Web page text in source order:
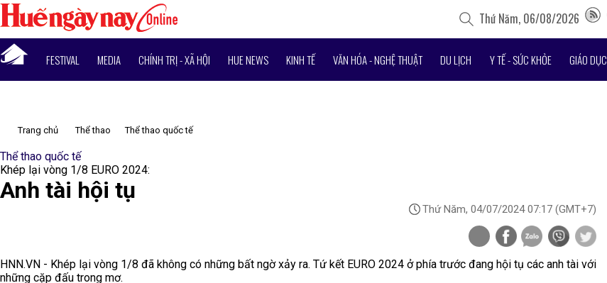
Thứ Năm, 06/08/2026
FESTIVAL MEDIA CHÍNH TRỊ - XÃ HỘI HUE NEWS KINH TẾ VĂN HÓA - NGHỆ THUẬT DU LỊCH Y TẾ - SỨC KHỎE GIÁO DỤC
Trang chủ Thể thao Thể thao quốc tế
Thể thao quốc tế
Khép lại vòng 1/8 EURO 2024:
Anh tài hội tụ
Thứ Năm, 04/07/2024 07:17 (GMT+7)
HNN.VN - Khép lại vòng 1/8 đã không có những bất ngờ xảy ra. Tứ kết EURO 2024 ở phía trước đang hội tụ các anh tài với
những cặp đấu trong mơ.